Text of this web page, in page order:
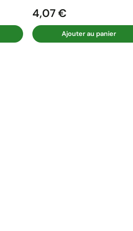
Prix
4,07 €
Ajouter au panier